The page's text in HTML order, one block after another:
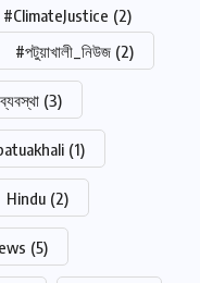
(2)
#পটুয়াখালী_নিউজ (2)
(3)
(1)
Hindu (2)
(5)